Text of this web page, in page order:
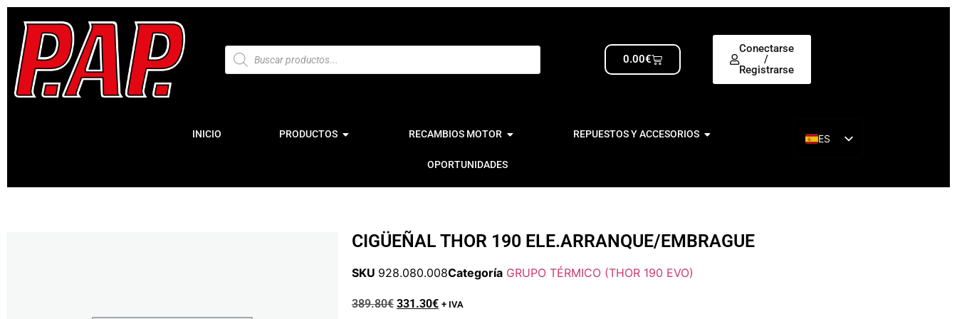
0.00€
Conectarse
/
Registrarse
INICIO PRODUCTOS RECAMBIOS MOTOR REPUESTOS Y ACCESORIOS
OPORTUNIDADES
ES
CIGÜEÑAL THOR 190 ELE.ARRANQUE/EMBRAGUE
SKU 928.080.008Categoría GRUPO TÉRMICO (THOR 190 EVO)
389.80€ 331.30€ + IVA